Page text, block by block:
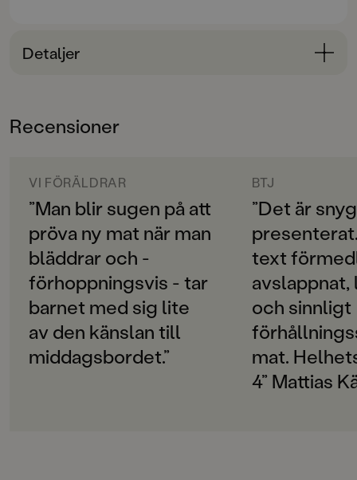
Detaljer
0-3
Svenska
SPRÅK
Svenska
PUBLICERINGSDATUM
2020-05-08
Produktion
PAPPER
Bohui FSC
Recensioner
VI FÖRÄLDRAR
”Man blir sugen på att
pröva ny mat när man
bläddrar och -
förhoppningsvis - tar
barnet med sig lite
av den känslan till
middagsbordet.”
BTJ
”Det är
text
och sinnligt
mat.
4” Mattias